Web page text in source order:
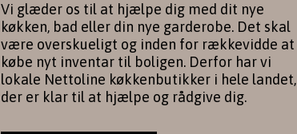
Vi glæder os til at hjælpe dig med dit nye
køkken, bad eller din nye garderobe. Det skal
være overskueligt og inden for rækkevidde at
købe nyt inventar til boligen. Derfor har vi
lokale Nettoline køkkenbutikker i hele landet,
der er klar til at hjælpe og rådgive dig.